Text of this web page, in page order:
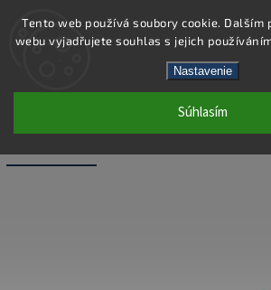
Tento web používá soubory cookie. Dalším
webu vyjadřujete souhlas s jejich
Nastavenie
Súhlasím
PC43-4 - PIERCING